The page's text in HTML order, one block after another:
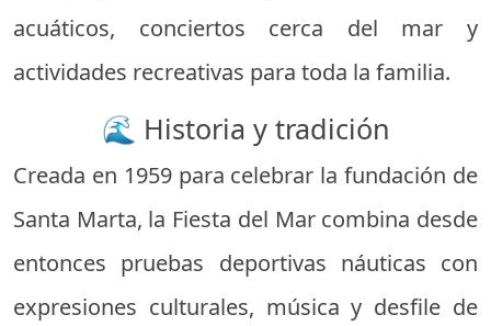
acuáticos, conciertos cerca del mar y
actividades recreativas para toda la familia.
🌊 Historia y tradición
Creada en 1959 para celebrar la fundación de
Santa Marta, la Fiesta del Mar combina desde
entonces pruebas deportivas náuticas con
expresiones culturales, música y desfile de